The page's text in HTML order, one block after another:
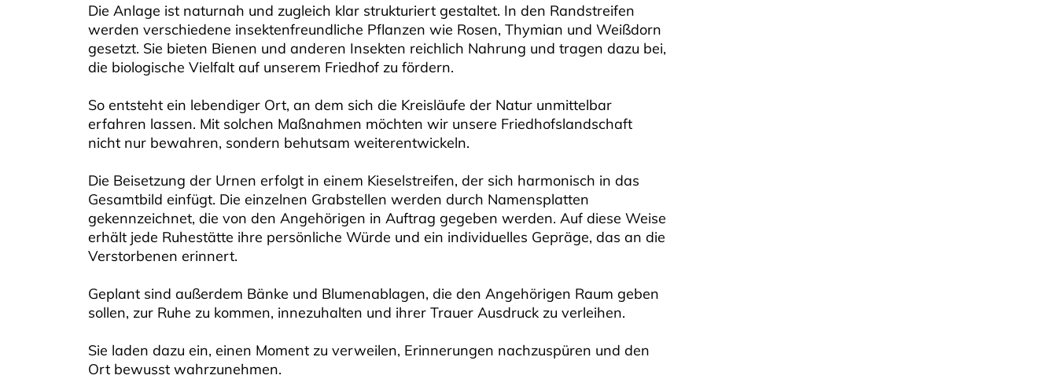
Die Anlage ist naturnah und zugleich klar strukturiert gestaltet. In den Randstreifen
werden verschiedene insektenfreundliche Pflanzen wie Rosen, Thymian und Weißdorn
gesetzt. Sie bieten Bienen und anderen Insekten reichlich Nahrung und tragen dazu bei,
die biologische Vielfalt auf unserem Friedhof zu fördern.
So entsteht ein lebendiger Ort, an dem sich die Kreisläufe der Natur unmittelbar
erfahren lassen. Mit solchen Maßnahmen möchten wir unsere Friedhofslandschaft
nicht nur bewahren, sondern behutsam weiterentwickeln.
Die Beisetzung der Urnen erfolgt in einem Kieselstreifen, der sich harmonisch in das
Gesamtbild einfügt. Die einzelnen Grabstellen werden durch Namensplatten
gekennzeichnet, die von den Angehörigen in Auftrag gegeben werden. Auf diese Weise
erhält jede Ruhestätte ihre persönliche Würde und ein individuelles Gepräge, das an die
Verstorbenen erinnert.
Geplant sind außerdem Bänke und Blumenablagen, die den Angehörigen Raum geben
sollen, zur Ruhe zu kommen, innezuhalten und ihrer Trauer Ausdruck zu verleihen.
Sie laden dazu ein, einen Moment zu verweilen, Erinnerungen nachzuspüren und den
Ort bewusst wahrzunehmen.